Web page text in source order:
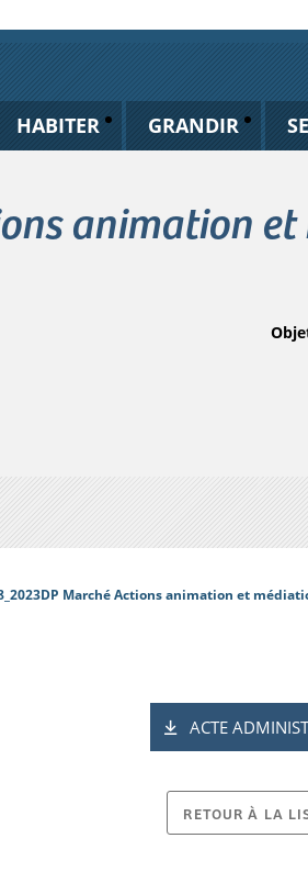
HABITER GRANDIR
animation
Marché Actions animation et
ACTE
RETOUR À LA